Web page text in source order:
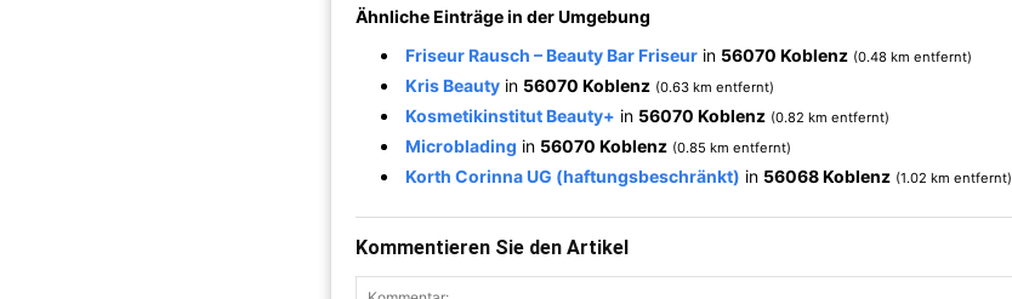
Ähnliche Einträge in der Umgebung
Friseur Rausch – Beauty Bar Friseur in 56070 Koblenz (0.48 km entfernt)
Kris Beauty in 56070 Koblenz (0.63 km entfernt)
Kosmetikinstitut Beauty+ in 56070 Koblenz (0.82 km entfernt)
Microblading in 56070 Koblenz (0.85 km entfernt)
Korth Corinna UG (haftungsbeschränkt) in 56068 Koblenz (1.02 km entfernt)
Kommentieren Sie den Artikel